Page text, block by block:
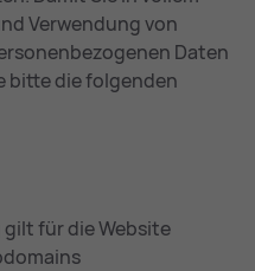
Verwendung von
Daten
bitte die folgenden
für die Website